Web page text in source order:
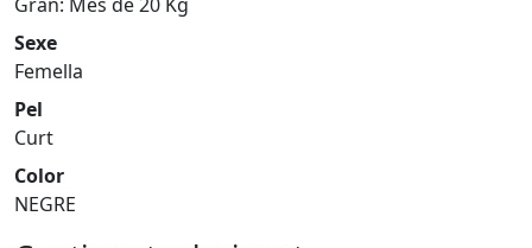
Sexe
Femella
Pel
Curt
Color
NEGRE